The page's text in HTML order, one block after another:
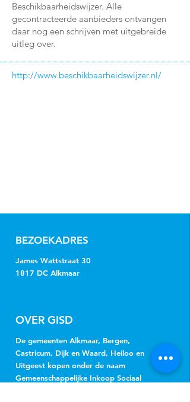
Beschikbaarheidswijzer. Alle
gecontracteerde aanbieders ontvangen
daar nog een schrijven met uitgebreide
uitleg over.
http://www.beschikbaarheidswijzer.nl/
BEZOEKADRES
James Wattstraat 30
1817 DC Alkmaar
OVER GISD
De gemeenten Alkmaar, Bergen,
Castricum, Dijk en Waard, Heiloo en
Uitgeest kopen onder de naam
Gemeenschappelijke Inkoop Sociaal